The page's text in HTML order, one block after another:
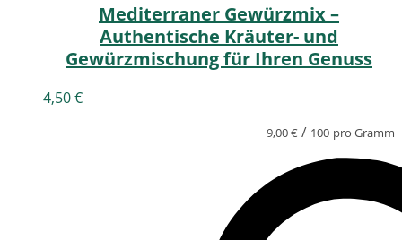
Mediterraner Gewürzmix –
Authentische Kräuter- und
Gewürzmischung für Ihren Genuss
4,50€
9,00€ / 100 pro Gramm